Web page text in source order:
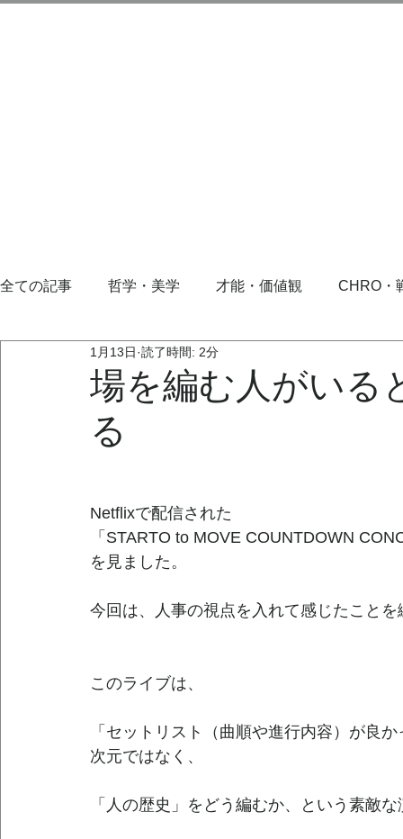
全ての記事 哲学・美学 才能・価値観 CHRO・
場を編む人がいる
る
1月13日 読了時間: 2分
Netflixで配信された
「STARTO to MOVE COUNTDOWN
を見ました。
今回は、人事の視点を入れて感じたこと
このライブは、
「セットリスト（曲順や進行内容）が良
次元ではなく、
「人の歴史」をどう編むか、という素敵